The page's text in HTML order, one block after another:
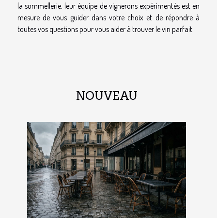
la sommellerie, leur équipe de vignerons expérimentés est en
mesure de vous guider dans votre choix et de répondre à
toutes vos questions pour vous aider à trouver le vin parfait.
NOUVEAU